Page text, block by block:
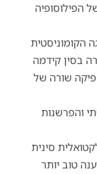
הפילוסופיה
ה-18 של המפלגה הקומוניסטית
בסין קידמה
שורה של
והפרשנות
סינית
טוב יותר